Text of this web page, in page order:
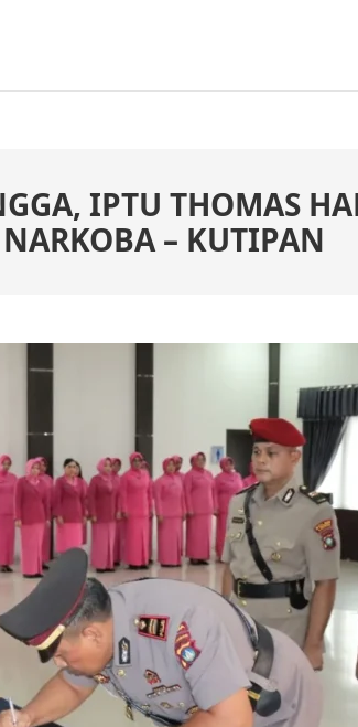
IPTU THOMAS
NARKOBA – KUTIPAN